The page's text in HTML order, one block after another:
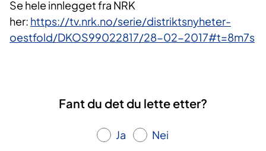
Se hele innlegget fra NRK
her: https://tv.nrk.no/serie/distriktsnyheter-
oestfold/DKOS99022817/28-02-2017#t=8m7s
Fant du det du lette etter?
Ja Nei